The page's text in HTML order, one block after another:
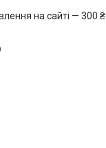
на сайті — 300 ₴